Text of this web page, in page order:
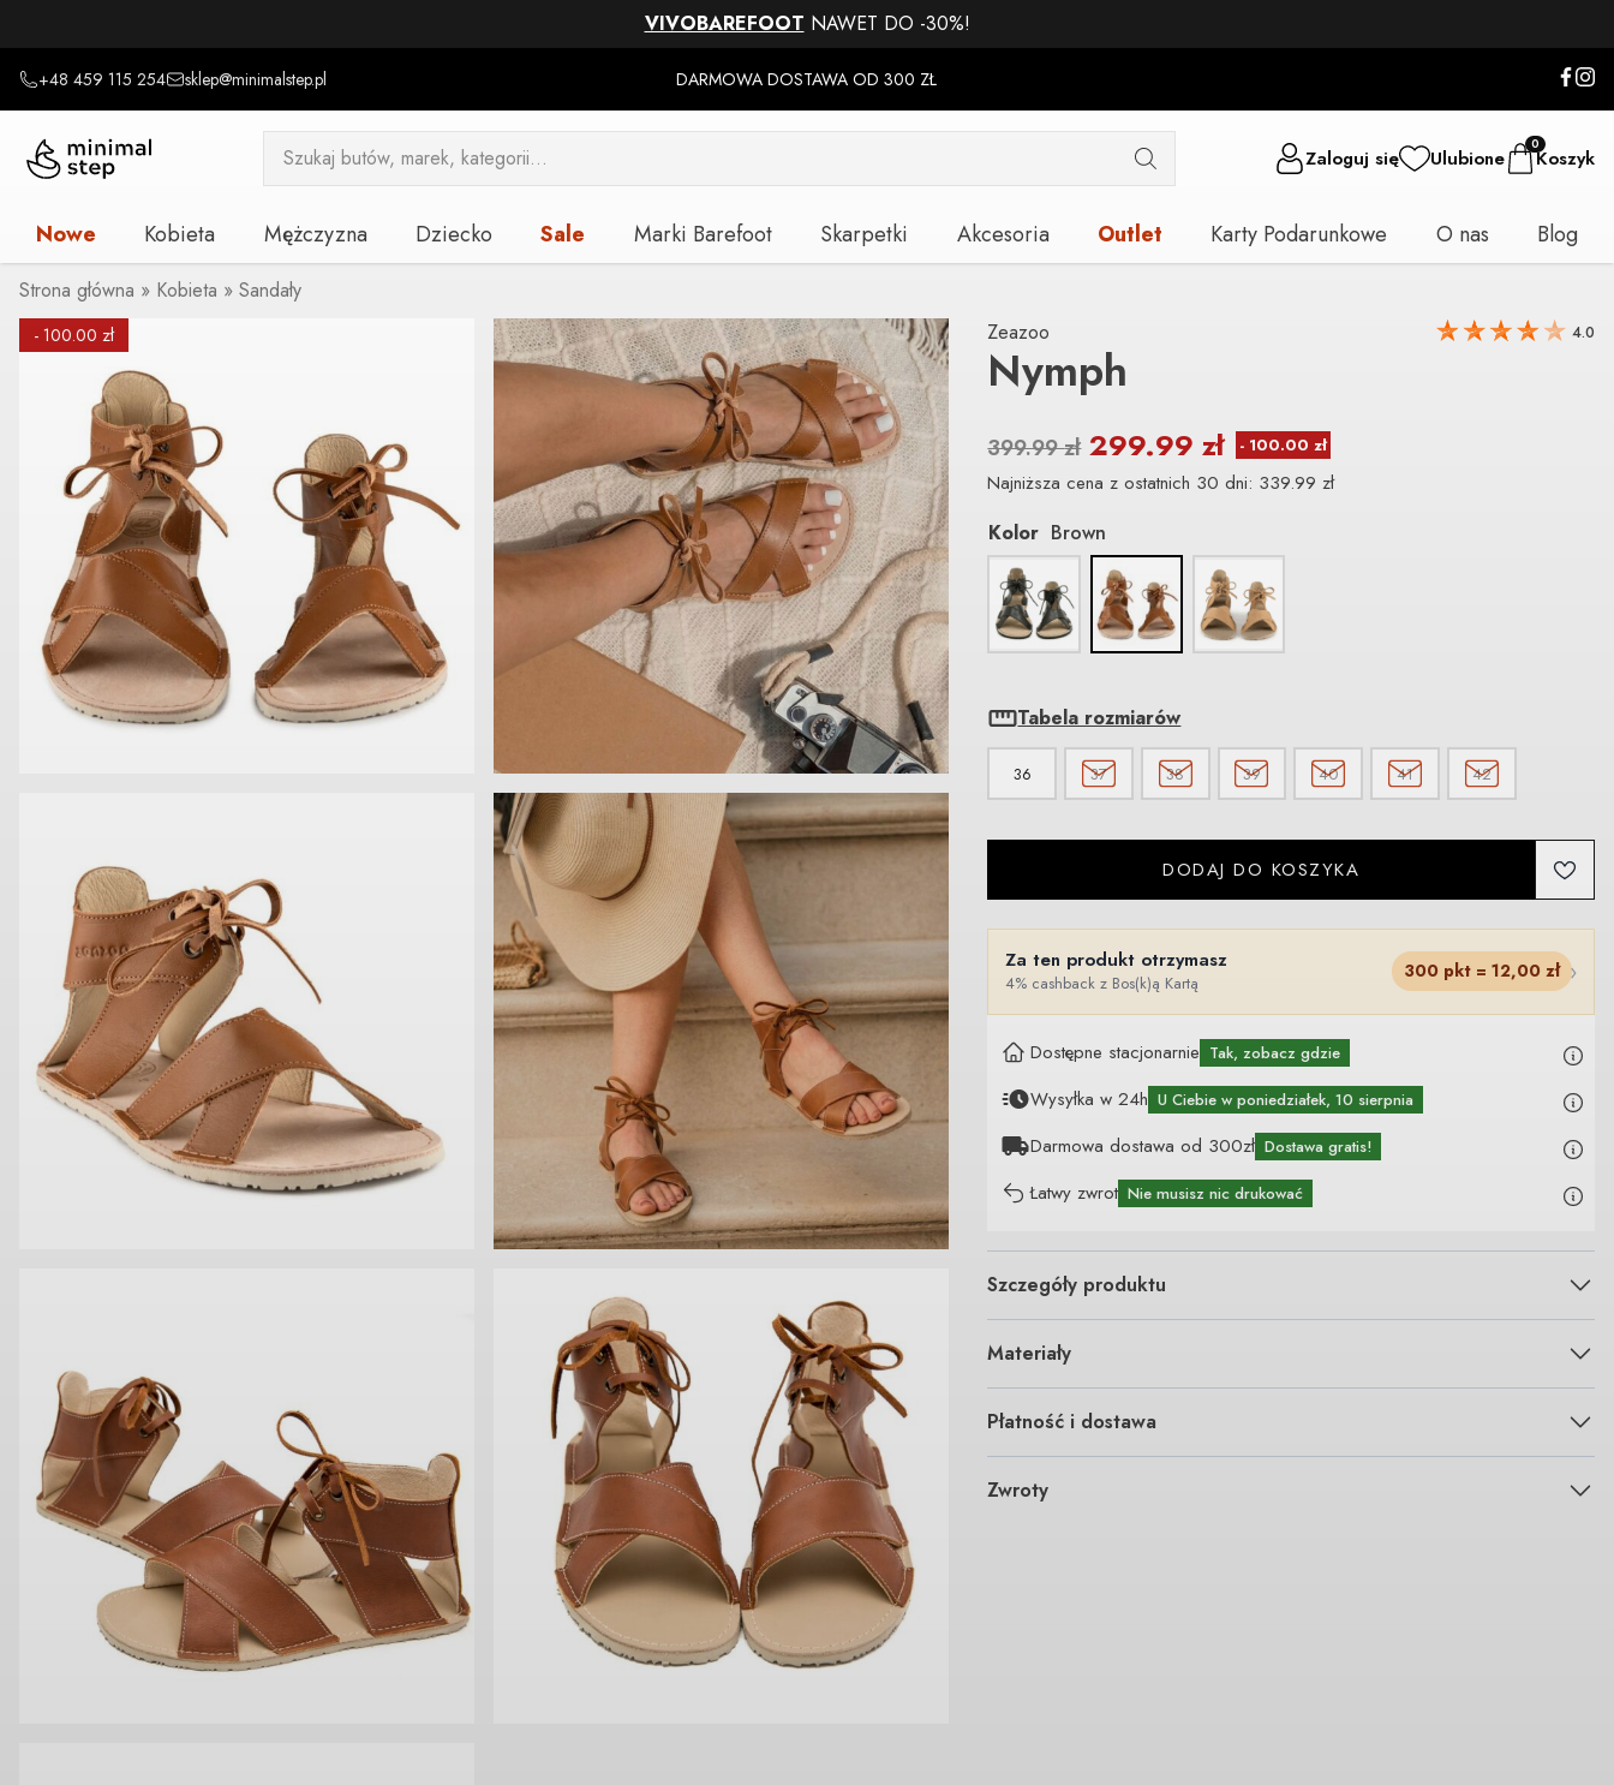
VIVOBAREFOOT NAWET DO -30%!
+48 459 115 254 sklep@minimalstep.pl DARMOWA DOSTAWA OD 300 ZŁ
Wyszukiwarka
produktów Zaloguj się Ulubione
0
Koszyk
Nowe Kobieta Mężczyzna Dziecko Sale Marki Barefoot Skarpetki Akcesoria Outlet Karty Podarunkowe O nas Blog
Strona główna » Kobieta » Sandały
- 100.00 zł Zeazoo 4.0
Nymph
399.99zł 299.99zł
Najniższa cena z ostatnich 30 dni: 339.99zł
Kolor Brown
Tabela rozmiarów
36 37 38 39 40 41 42
DODAJ DO KOSZYKA
Za ten produkt otrzymasz
4% cashback z Bos(k)ą Kartą
300 pkt = 12,00 zł ›
Dostępne stacjonarnie Tak, zobacz gdzie
Wysyłka w 24h U Ciebiew poniedziałek, 10 sierpnia
Darmowa dostawa od 300zł Dostawa gratis!
Łatwy zwrot Nie musisz nic drukować
Szczegóły produktu
Materiały
Płatność i dostawa
Zwroty